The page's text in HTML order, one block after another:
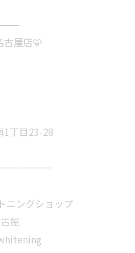
古屋店🩵
1丁目23-28
ングショップ
屋